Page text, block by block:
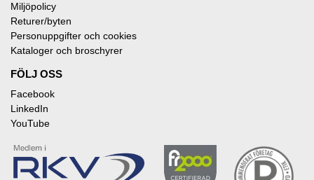
Miljöpolicy
Returer/byten
Personuppgifter och cookies
Kataloger och broschyrer
FÖLJ OSS
Facebook
LinkedIn
YouTube